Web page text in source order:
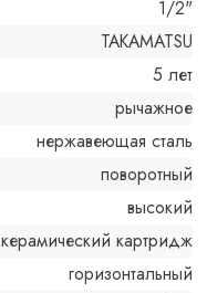
1/2"
TAKAMATSU
5 лет
рычажное
нержавеющая сталь
поворотный
высокий
керамический картридж
горизонтальный